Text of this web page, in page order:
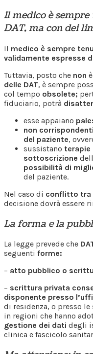
Il medico è
DAT, ma con dei
Il medico è sempre
validamente espresse
Tuttavia, posto che non è
delle DAT, è sempre
col tempo obsolete;
fiduciario, potrà
esse appaiano
non
del paziente,
sussistano terapie
sottoscrizione
possibilità di
del paziente.
Nel caso di conflitto tra
decisione dovrà essere
La forma e la
La legge prevede che
seguenti forme:
– atto pubblico o
– scrittura privata
disponente presso
di residenza, o presso le
in regioni che hanno
gestione dei dati degli
clinica e fascicolo